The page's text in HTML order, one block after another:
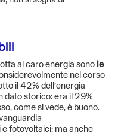
al caro energia sono le
nel corso
il 42% dell’energia
dato storico: era il 29%
come si vede, è buono.
e fotovoltaici; ma anche